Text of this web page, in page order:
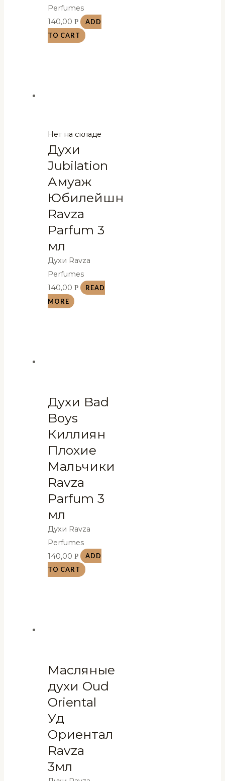
Perfumes
140,00Р
ADD
TO CART
Нет на складе
Духи
Jubilation
Амуаж
Юбилейшн
Ravza
Parfum 3
мл
Духи Ravza
Perfumes
140,00Р
READ
MORE
Духи Bad
Boys
Киллиян
Плохие
Мальчики
Ravza
Parfum 3
мл
Духи Ravza
Perfumes
140,00Р
ADD
TO CART
Масляные
духи Oud
Oriental
Уд
Ориентал
Ravza
3мл